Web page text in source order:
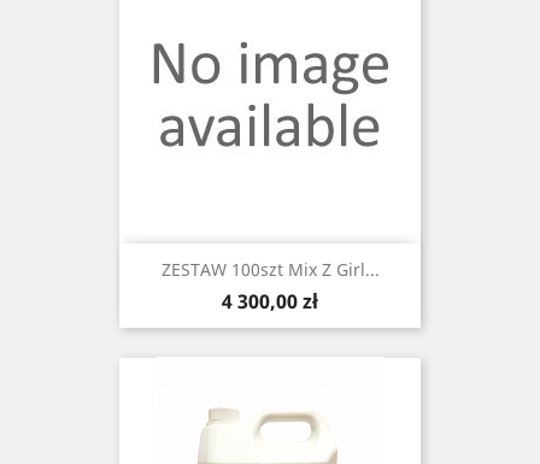
ZESTAW 100szt Mix Z Girl...
Cena
4 300,00 zł